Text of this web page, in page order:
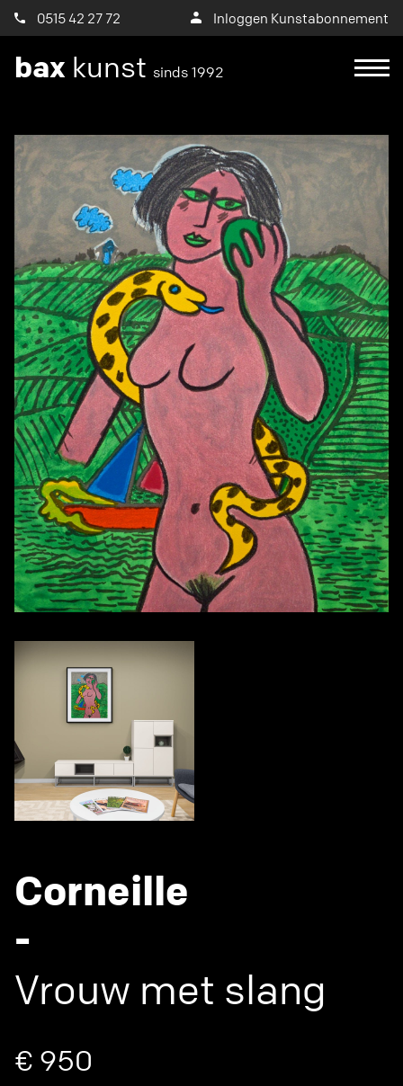
0515 42 27 72 Inloggen Kunstabonnement
bax kunst sinds 1992
Corneille
-
Vrouw met slang
€ 950